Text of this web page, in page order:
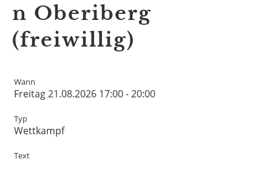
n Oberiberg
(freiwillig)
Wann
Freitag 21.08.2026 17:00 - 20:00
Typ
Wettkampf
Text